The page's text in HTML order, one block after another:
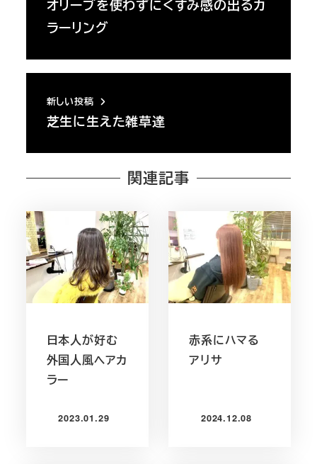
オリーブを使わずにくすみ感の出るカ
ラーリング
新しい投稿
芝生に生えた雑草達
関連記事
日本人が好む
外国人風ヘアカ
ラー
投稿日
2023.01.29
赤系にハマる
アリサ
投稿日
2024.12.08